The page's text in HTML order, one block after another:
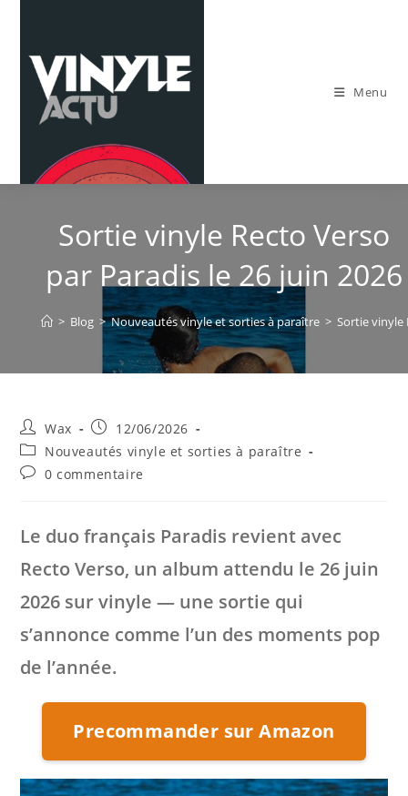
content
Menu
Sortie vinyle Recto Verso
par Paradis le 26 juin 2026
> Blog > Nouveautés vinyle et sorties à paraître > Sortie vinyle
Auteur/autrice
de
la
publication :
Wax
Publication
publiée :
12/06/2026
Post
category:
Nouveautés vinyle et sorties à paraître
Commentaires
0 commentaire
Le duo français Paradis revient avec
Recto Verso, un album attendu le 26 juin
2026 sur vinyle — une sortie qui
s’annonce comme l’un des moments pop
de l’année.
Precommander sur Amazon